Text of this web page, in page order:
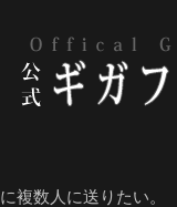
複数人に送りたい。